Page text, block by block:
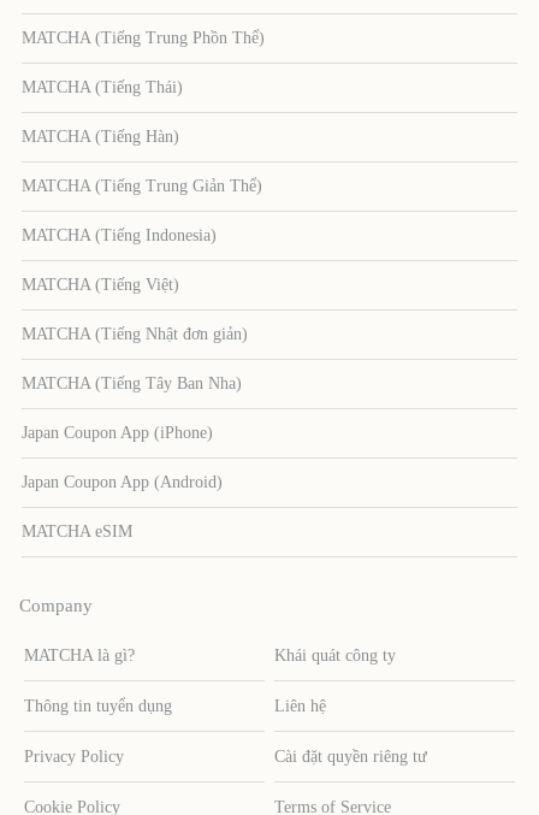
MATCHA (Tiếng Trung Phồn Thể)
MATCHA (Tiếng Thái)
MATCHA (Tiếng Hàn)
MATCHA (Tiếng Trung Giản Thể)
MATCHA (Tiếng Indonesia)
MATCHA (Tiếng Việt)
MATCHA (Tiếng Nhật đơn giản)
MATCHA (Tiếng Tây Ban Nha)
Japan Coupon App (iPhone)
Japan Coupon App (Android)
MATCHA eSIM
Company
MATCHA là gì? Khái quát công ty
Thông tin tuyển dụng Liên hệ
Privacy Policy Cài đặt quyền riêng tư
Cookie Policy Terms of Service